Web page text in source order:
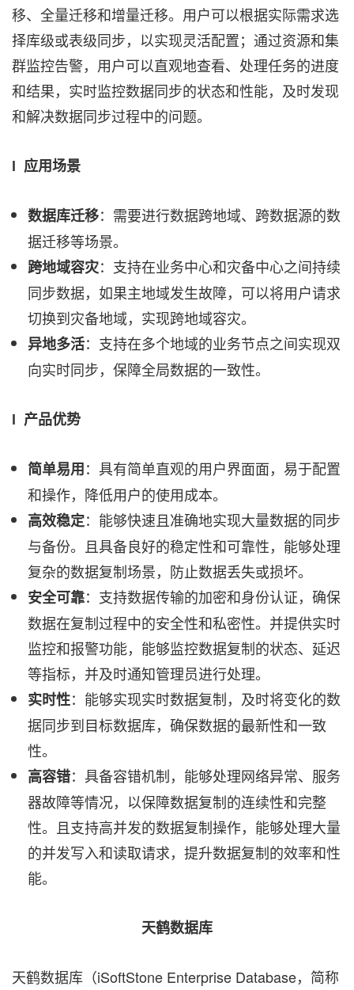
移、全量迁移和增量迁移。用户可以根据实际需求选
择库级或表级同步，以实现灵活配置；通过资源和集
群监控告警，用户可以直观地查看、处理任务的进度
和结果，实时监控数据同步的状态和性能，及时发现
和解决数据同步过程中的问题。
l 应用场景
数据库迁移：需要进行数据跨地域、跨数据源的数
据迁移等场景。
跨地域容灾：支持在业务中心和灾备中心之间持续
同步数据，如果主地域发生故障，可以将用户请求
切换到灾备地域，实现跨地域容灾。
异地多活：支持在多个地域的业务节点之间实现双
向实时同步，保障全局数据的一致性。
l 产品优势
简单易用：具有简单直观的用户界面面，易于配置
和操作，降低用户的使用成本。
高效稳定：能够快速且准确地实现大量数据的同步
与备份。且具备良好的稳定性和可靠性，能够处理
复杂的数据复制场景，防止数据丢失或损坏。
安全可靠：支持数据传输的加密和身份认证，确保
数据在复制过程中的安全性和私密性。并提供实时
监控和报警功能，能够监控数据复制的状态、延迟
等指标，并及时通知管理员进行处理。
实时性：能够实现实时数据复制，及时将变化的数
据同步到目标数据库，确保数据的最新性和一致
性。
高容错：具备容错机制，能够处理网络异常、服务
器故障等情况，以保障数据复制的连续性和完整
性。且支持高并发的数据复制操作，能够处理大量
的并发写入和读取请求，提升数据复制的效率和性
能。
天鹤数据库
天鹤数据库（iSoftStone Enterprise Database，简称